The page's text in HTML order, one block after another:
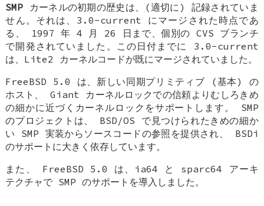
SMP カーネルの初期の歴史は、(適切に) 記録されていま
せん。それは、3.0-current にマージされた時点であ
る、 1997 年 4 月 26 日まで、個別の CVS ブランチ
で開発されていました。この日付までに 3.0-current
は、Lite2 カーネルコードが既にマージされていました。
FreeBSD 5.0 は、新しい同期プリミティブ (基本) の
ホスト、 Giant カーネルロックでの信頼よりむしろきめ
の細かに近づくカーネルロックをサポートします。 SMP
のプロジェクトは、 BSD/OS で見つけられたきめの細か
い SMP 実装からソースコードの参照を提供され、 BSDi
のサポートに大きく依存しています。
また、 FreeBSD 5.0 は、ia64 と sparc64 アーキ
テクチャで SMP のサポートを導入しました。